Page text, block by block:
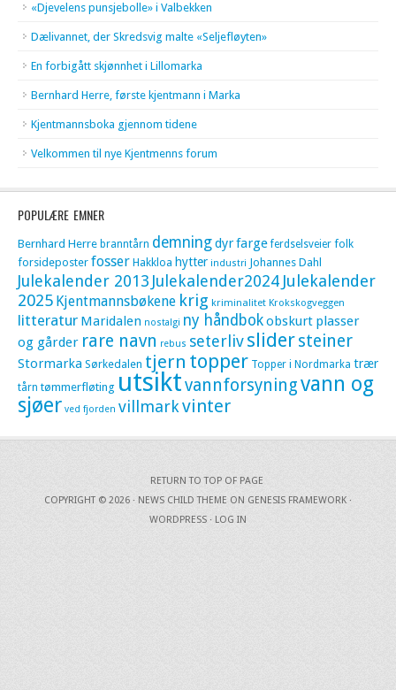
«Djevelens punsjebolle» i Valbekken
Dælivannet, der Skredsvig malte «Seljefløyten»
En forbigått skjønnhet i Lillomarka
Bernhard Herre, første kjentmann i Marka
Kjentmannsboka gjennom tidene
Velkommen til nye Kjentmenns forum
POPULÆRE EMNER
Bernhard Herre branntårn demningdyrfarge ferdselsveier folk
forsideposter fosser Hakkloa hytter industri Johannes Dahl
Julekalender 2013 Julekalender2024 Julekalender
2025 Kjentmannsbøkene krig kriminalitet Krokskogveggen
litteratur Maridalen nostalgi ny håndbokobskurt plasser
og gårder rare navn rebus seterlivslidersteiner
Stormarka Sørkedalen tjern topper Topper i Nordmarka trær
tårn tømmerfløting utsiktvannforsyningvann og
sjøer ved fjorden villmarkvinter
RETURN TO TOP OF PAGE
COPYRIGHT © 2026 · NEWS CHILD THEME ON GENESIS FRAMEWORK ·
WORDPRESS · LOG IN